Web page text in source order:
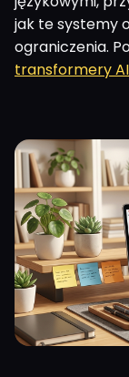
jak te systemy
ograniczenia.
transformery